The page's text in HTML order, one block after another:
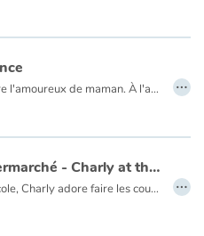
Caillou voudrait être l'amoureux de maman. À l'aide d'une histoire, papa lui explique que c'est impossible.
en anglais :
…
Charly au supermarché - Charly at the supermarket
Lorsqu'il n'a pas école, Charly adore faire les courses avec Maman. Ce qu'il aime plus que tout, c'est mettre ce qu'il veut dans le caddie et surtout, sans demander l'avis de Maman, absorbée par sa propre liste. C'est à la caisse que tous les comptes se règlent.
et en anglais.
…